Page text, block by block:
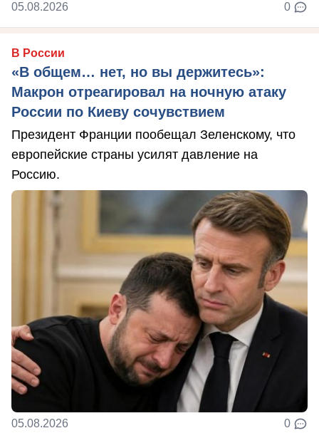
05.08.2026 0
В России
«В общем… нет, но вы держитесь»:
Макрон отреагировал на ночную атаку
России по Киеву сочувствием
Президент Франции пообещал Зеленскому, что
европейские страны усилят давление на
Россию.
05.08.2026 0